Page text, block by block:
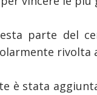
parte del
rivolta
è stata